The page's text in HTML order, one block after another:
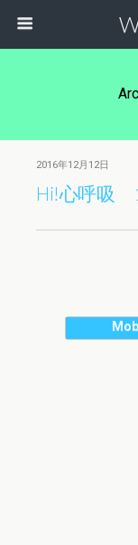
2016年12月12日
Hi!心呼吸